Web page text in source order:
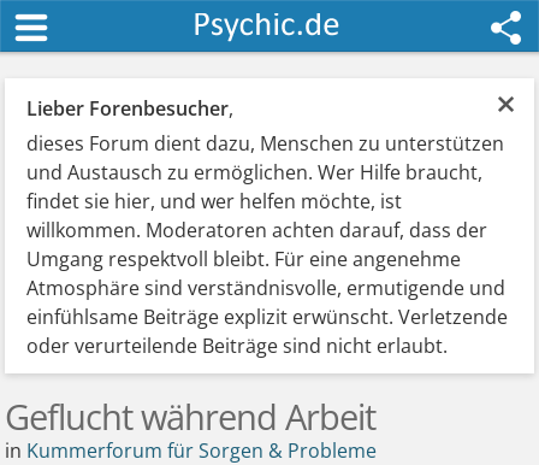
×
Lieber Forenbesucher,
dieses Forum dient dazu, Menschen zu unterstützen
und Austausch zu ermöglichen. Wer Hilfe braucht,
findet sie hier, und wer helfen möchte, ist
willkommen. Moderatoren achten darauf, dass der
Umgang respektvoll bleibt. Für eine angenehme
Atmosphäre sind verständnisvolle, ermutigende und
einfühlsame Beiträge explizit erwünscht. Verletzende
oder verurteilende Beiträge sind nicht erlaubt.
Geflucht während Arbeit
in Kummerforum für Sorgen & Probleme